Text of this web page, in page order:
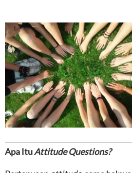
Apa ItuAttitude Questions?